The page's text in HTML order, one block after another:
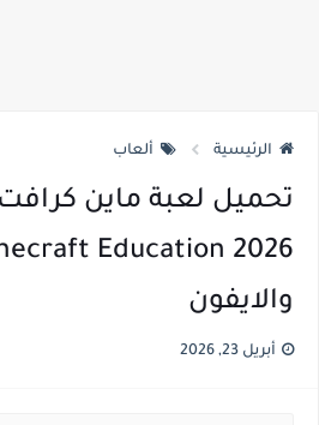
الرئيسية ألعاب
تحميل لعبة ماين كرافت
والايفون
أبريل 23, 2026